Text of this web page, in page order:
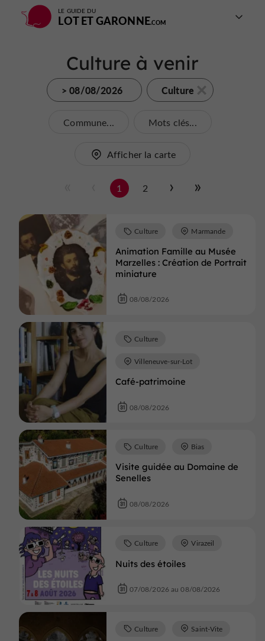
LE GUIDE DU
LOT ET GARONNE
Culture à venir
> 08/08/2026 Culture
Commune... Mots clés...
Afficher la carte
1 2
Animation Famille au Musée
Marzelles : Création de Portrait
miniature
Culture Marmande
08/08/2026
Café-patrimoine
Culture
Villeneuve-sur-Lot
08/08/2026
Visite guidée au Domaine de
Senelles
Culture Bias
08/08/2026
Nuits des étoiles
Culture Virazeil
07/08/2026 au 08/08/2026
Culture Saint-Vite